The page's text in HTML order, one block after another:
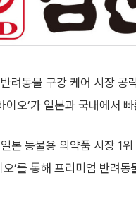
려동물 구강 케어 시장 공
이오’가 일본과 국내에서
본 동물용 의약품 시장 1
오’를 통해 프리미엄 반려